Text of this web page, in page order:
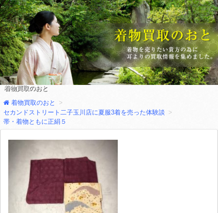
着物買取のおと
着物買取のおと
セカンドストリート二子玉川店に夏服3着を売った体験談
帯・着物ともに正絹５